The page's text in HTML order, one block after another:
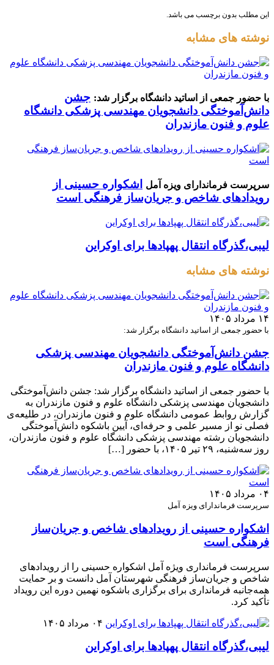
این مطلب بدون برچسب می باشد.
نوشته های مشابه
با حضور جمعی از اساتید دانشگاه برگزار شد: جشن
دانش‌آموختگی دانشجویان مهندسی پزشکی دانشگاه
علوم و فنون مازندران
سرپرست فرماندارای ویزه آمل
اشکواره حسینی از
رویدادهای شاخص و جریان‌ساز فرهنگی است
لیبی،گذرگاه انتقال پهپادها برای اوکراین
نوشته های مشابه
۱۴ مرداد ۱۴۰۵
با حضور جمعی از اساتید دانشگاه برگزار شد:
جشن دانش‌آموختگی دانشجویان مهندسی پزشکی
دانشگاه علوم و فنون مازندران
با حضور جمعی از اساتید دانشگاه برگزار شد: جشن دانش‌آموختگی
دانشجویان مهندسی پزشکی دانشگاه علوم و فنون مازندران به
گزارش روابط عمومی دانشگاه علوم و فنون مازندران، در طلیعه‌ی
فصلی نو از مسیر علمی و حرفه‌ای، آیین باشکوه دانش‌آموختگی
دانشجویان رشته مهندسی پزشکی دانشگاه علوم و فنون مازندران،
روز سه‌شنبه، ۲۹ تیر ۱۴۰۵، با حضور […]
۰۴ مرداد ۱۴۰۵
سرپرست فرماندارای ویزه آمل
اشکواره حسینی از رویدادهای شاخص و جریان‌ساز
فرهنگی است
سرپرست فرمانداری ویژه آمل اشکواره حسینی را از رویدادهای
شاخص و جریان‌ساز فرهنگی شهرستان آمل دانست و بر حمایت
همه‌جانبه فرمانداری برای برگزاری باشکوه نهمین دوره این رویداد
تأکید کرد.
۰۴ مرداد ۱۴۰۵
لیبی،گذرگاه انتقال پهپادها برای اوکراین